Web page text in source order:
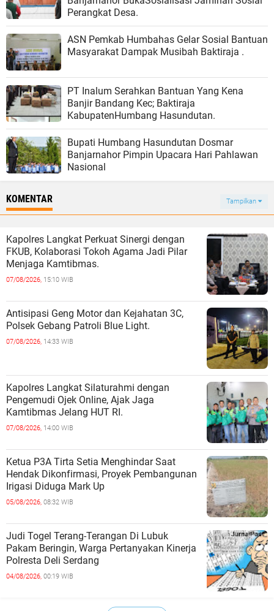
Perangkat Desa.
ASN Pemkab Humbahas Gelar Sosial Bantuan
Masyarakat Dampak Musibah Baktiraja .
PT Inalum Serahkan Bantuan Yang Kena
Banjir Bandang Kec; Baktiraja
KabupatenHumbang Hasundutan.
Bupati Humbang Hasundutan Dosmar
Banjarnahor Pimpin Upacara Hari Pahlawan
Nasional
KOMENTAR Tampilkan
Kapolres Langkat Perkuat Sinergi dengan
FKUB, Kolaborasi Tokoh Agama Jadi Pilar
Menjaga Kamtibmas.
07/08/2026, 15:10 WIB
Antisipasi Geng Motor dan Kejahatan 3C,
Polsek Gebang Patroli Blue Light.
07/08/2026, 14:33 WIB
Kapolres Langkat Silaturahmi dengan
Pengemudi Ojek Online, Ajak Jaga
Kamtibmas Jelang HUT RI.
07/08/2026, 14:00 WIB
Ketua P3A Tirta Setia Menghindar Saat
Hendak Dikonfirmasi, Proyek Pembangunan
Irigasi Diduga Mark Up
05/08/2026, 08:32 WIB
Judi Togel Terang-Terangan Di Lubuk
Pakam Beringin, Warga Pertanyakan Kinerja
Polresta Deli Serdang
04/08/2026, 00:19 WIB